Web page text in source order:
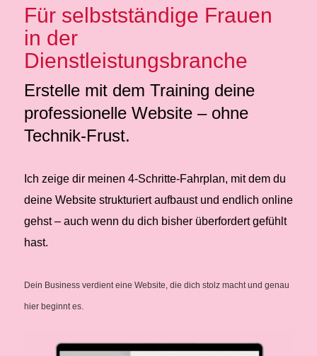
Für selbstständige Frauen
in der
Dienstleistungsbranche
Erstelle mit dem Training deine
professionelle Website – ohne
Technik-Frust.
Ich zeige dir meinen 4-Schritte-Fahrplan, mit dem du
deine Website strukturiert aufbaust und endlich online
gehst – auch wenn du dich bisher überfordert gefühlt
hast.
Dein Business verdient eine Website, die dich stolz macht und genau
hier beginnt es.